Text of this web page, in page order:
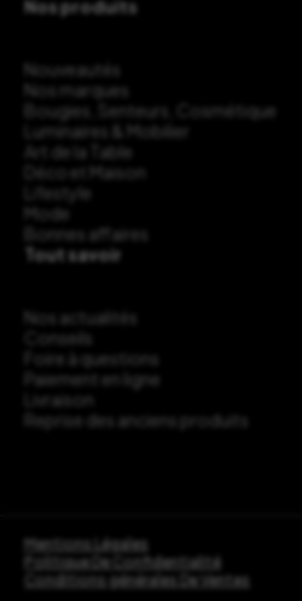
Nos produits
Nouveautés
Nos marques
Bougies, Senteurs, Cosmétique
Luminaires & Mobilier
Art de la Table
Déco et Maison
Lifestyle
Mode
Bonnes affaires
Tout savoir
Nos actualités
Conseils
Foire à questions
Paiement en ligne
Livraison
Reprise des anciens produits
Mentions Légales
Politique De Confidentialité
Conditions générales De Ventes